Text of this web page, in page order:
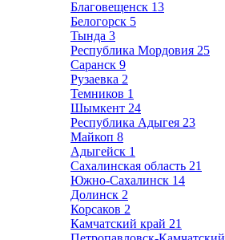
Благовещенск 13
Белогорск 5
Тында 3
Республика Мордовия 25
Саранск 9
Рузаевка 2
Темников 1
Шымкент 24
Республика Адыгея 23
Майкоп 8
Адыгейск 1
Сахалинская область 21
Южно-Сахалинск 14
Долинск 2
Корсаков 2
Камчатский край 21